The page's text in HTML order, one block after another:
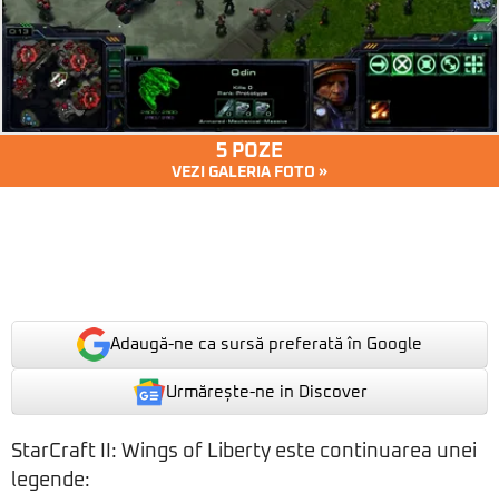
5 POZE
VEZI GALERIA FOTO »
Adaugă-ne ca sursă preferată în Google
Urmărește-ne in Discover
StarCraft II: Wings of Liberty este continuarea unei
legende: